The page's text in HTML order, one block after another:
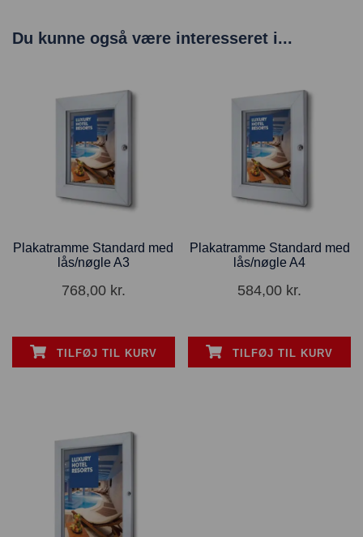
Du kunne også være interesseret i...
Plakatramme Standard med
lås/nøgle A3
768,00 kr.
TILFØJ TIL KURV
Plakatramme Standard med
lås/nøgle A4
584,00 kr.
TILFØJ TIL KURV